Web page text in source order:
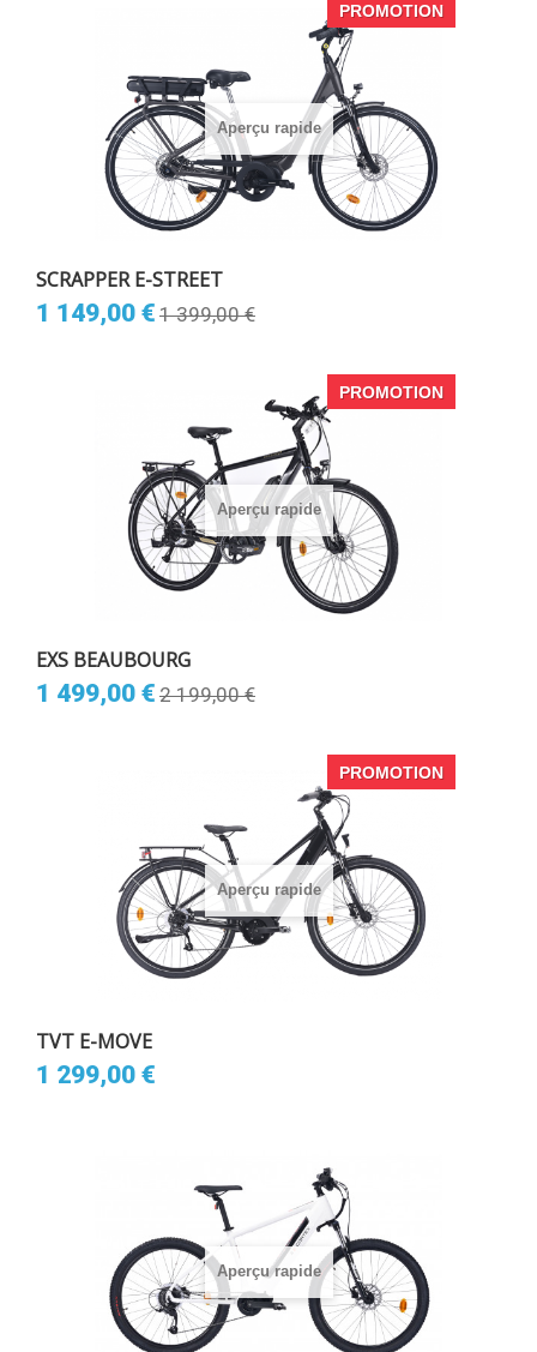
Aperçu rapide
PROMOTION
SCRAPPER E-STREET
1 149,00 € 1 399,00 €
Aperçu rapide
PROMOTION
EXS BEAUBOURG
1 499,00 € 2 199,00 €
Aperçu rapide
PROMOTION
TVT E-MOVE
1 299,00 €
Aperçu rapide